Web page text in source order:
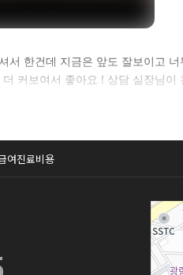
한건데 지금은 앞도 잘보이고
커보여서 좋아요 ! 상담 실장님이
여진료비용